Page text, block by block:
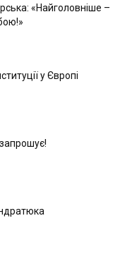
«Найголовніше –
у Європі